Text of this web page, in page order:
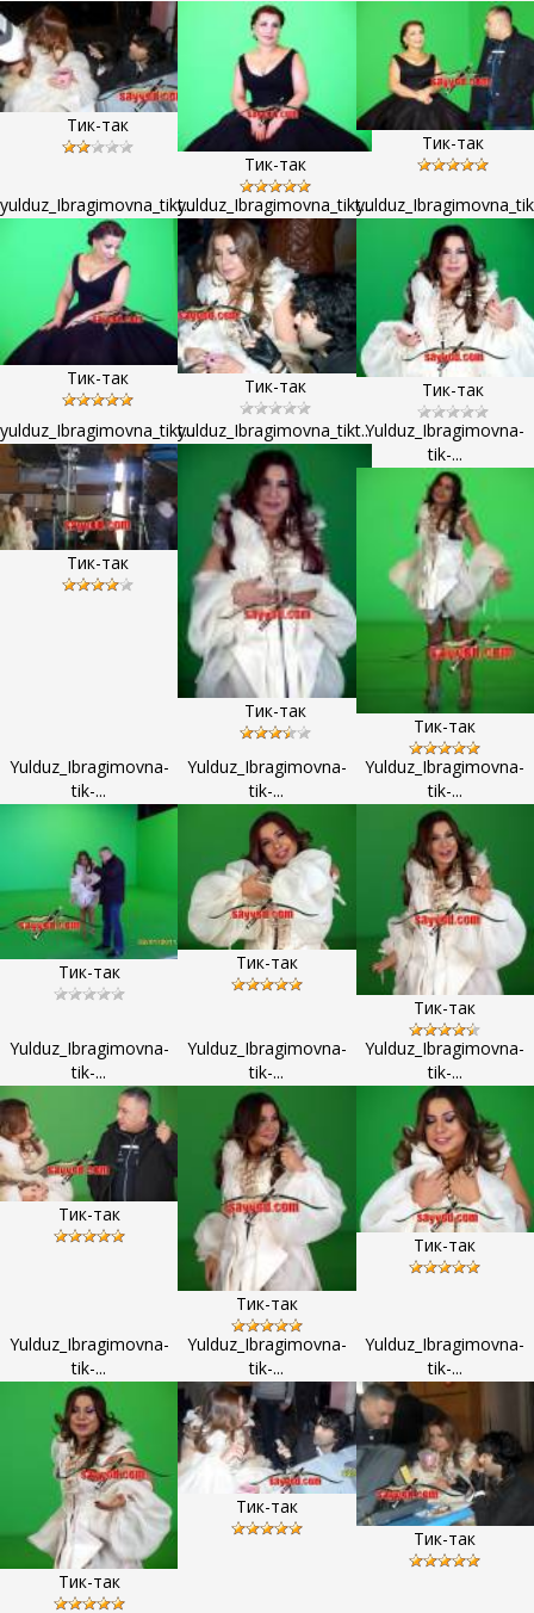
Тик-так
Тик-так
Тик-так
yulduz_Ibragimovna_tikt...
Тик-так
yulduz_Ibragimovna_tikt...
Тик-так
Тик-так
yulduz_Ibragimovna_tikt...
Тик-так
yulduz_Ibragimovna_tikt...
Тик-так
Yulduz_Ibragimovna-
tik-...
Тик-так
Yulduz_Ibragimovna-
tik-...
Тик-так
Yulduz_Ibragimovna-
tik-...
Тик-так
Yulduz_Ibragimovna-
tik-...
Тик-так
Yulduz_Ibragimovna-
tik-...
Тик-так
Yulduz_Ibragimovna-
tik-...
Тик-так
Yulduz_Ibragimovna-
tik-...
Тик-так
Yulduz_Ibragimovna-
tik-...
Тик-так
Yulduz_Ibragimovna-
tik-...
Тик-так
Yulduz_Ibragimovna-
tik-...
Тик-так